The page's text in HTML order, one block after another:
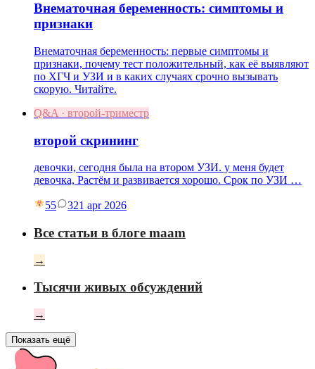
Внематочная беременность: симптомы и
признаки
Внематочная беременность: первые симптомы и
признаки, почему тест положительный, как её выявляют
по ХГЧ и УЗИ и в каких случаях срочно вызывать
скорую. Читайте.
Q&A · второй-триместр
второй скрининг
девочки, сегодня была на втором УЗИ. у меня будет
девочка, Растём и развивается хорошо. Срок по УЗИ …
55 321 apr 2026
Все статьи в блоге maam
→
Тысячи живых обсуждений
→
Показать ещё